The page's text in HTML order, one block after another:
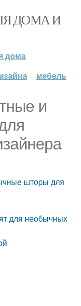
ДОМА И
дома
мебель
и
шторы для
для необычных